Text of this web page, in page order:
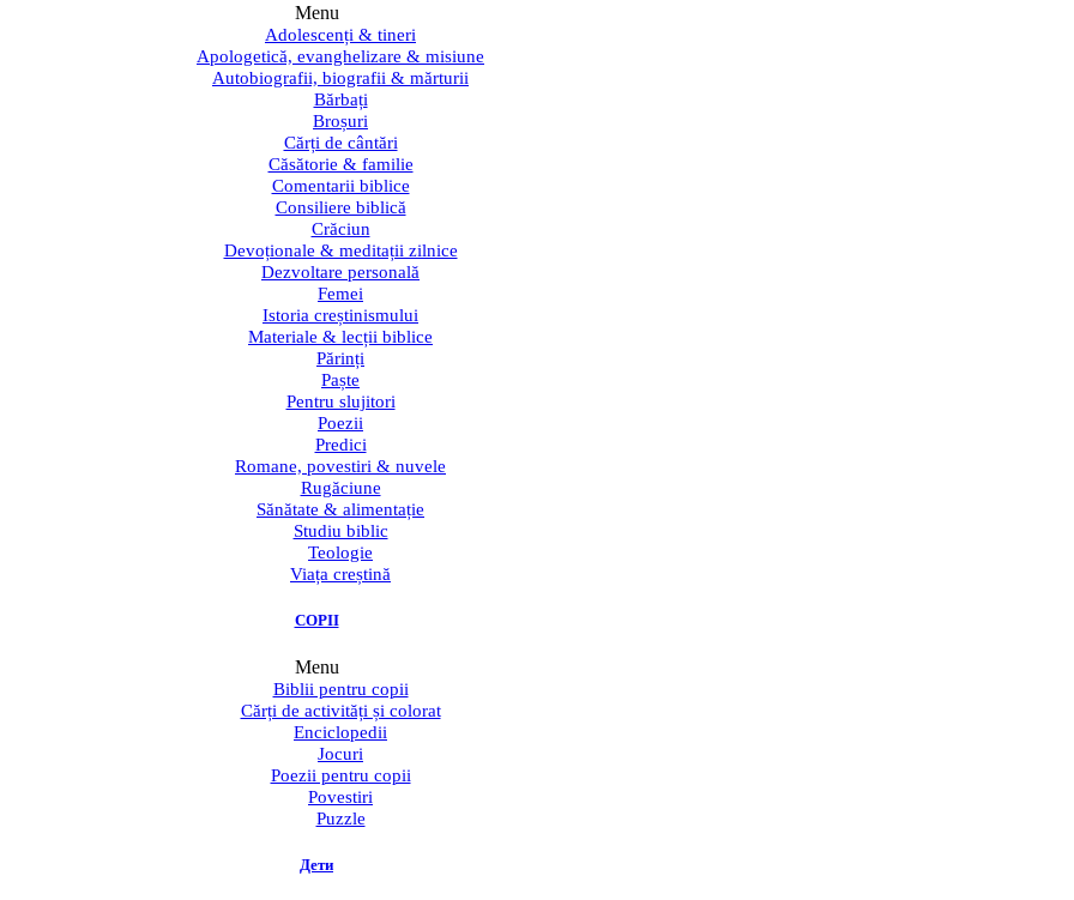
Menu
Adolescenți & tineri
Apologetică, evanghelizare & misiune
Autobiografii, biografii & mărturii
Bărbați
Broșuri
Cărți de cântări
Căsătorie & familie
Comentarii biblice
Consiliere biblică
Crăciun
Devoționale & meditații zilnice
Dezvoltare personală
Femei
Istoria creștinismului
Materiale & lecții biblice
Părinți
Paște
Pentru slujitori
Poezii
Predici
Romane, povestiri & nuvele
Rugăciune
Sănătate & alimentație
Studiu biblic
Teologie
Viața creștină
COPII
Menu
Biblii pentru copii
Cărți de activități și colorat
Enciclopedii
Jocuri
Poezii pentru copii
Povestiri
Puzzle
Дети